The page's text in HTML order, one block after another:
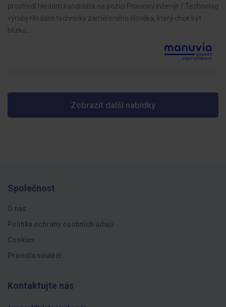
prostředí hledám kandidáta na pozici Procesní inženýr / Technolog
výroby.Hledám technicky zaměřeného člověka, který chce být
blízko…
Zobrazit další nabídky
Společnost
O nás
Politika ochrany osobních údajů
Cookies
Pravidla soutěží
Kontaktujte nás